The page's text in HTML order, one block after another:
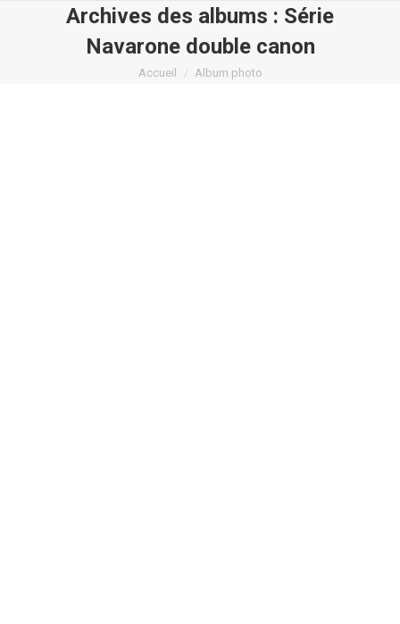
Archives des albums : Série
Navarone double canon
Vous êtes ici :
Accueil Album photo